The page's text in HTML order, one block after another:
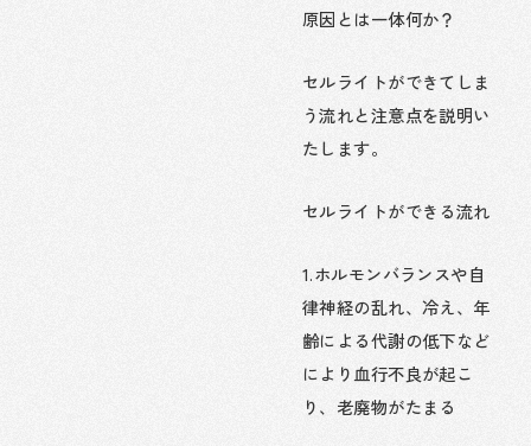
原因とは一体何か？
セルライトができてしま
う流れと注意点を説明い
たします。
セルライトができる流れ
1.ホルモンバランスや自
律神経の乱れ、冷え、年
齢による代謝の低下など
により血行不良が起こ
り、老廃物がたまる